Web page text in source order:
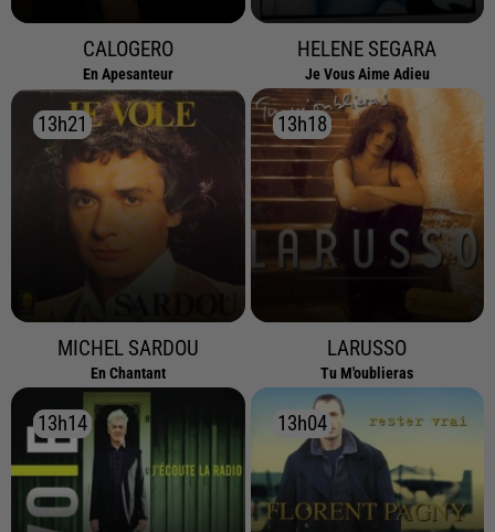
CALOGERO
En Apesanteur
HELENE SEGARA
Je Vous Aime Adieu
13h21
13h21
MICHEL SARDOU
En Chantant
13h18
13h18
LARUSSO
Tu M'oublieras
13h14
13h14 13h04
13h04